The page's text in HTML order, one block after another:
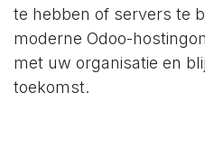
te hebben of servers te
moderne Odoo-
met uw organisatie en
toekomst.